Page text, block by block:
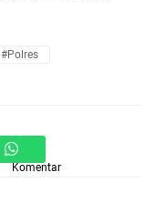
#Polres
Komentar